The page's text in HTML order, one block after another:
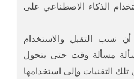
الذكاء الاصطناعي على
نسب التقبل والاستخدام
مسألة وقت حتى يتحول
التقنيات وإلى استخدامها